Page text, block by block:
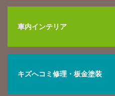
車内インテリア
キズへコミ修理・板金塗装